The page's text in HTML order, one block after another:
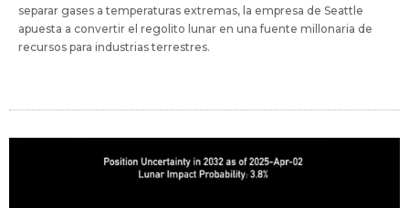
separar gases a temperaturas extremas, la empresa de Seattle
apuesta a convertir el regolito lunar en una fuente millonaria de
recursos para industrias terrestres.